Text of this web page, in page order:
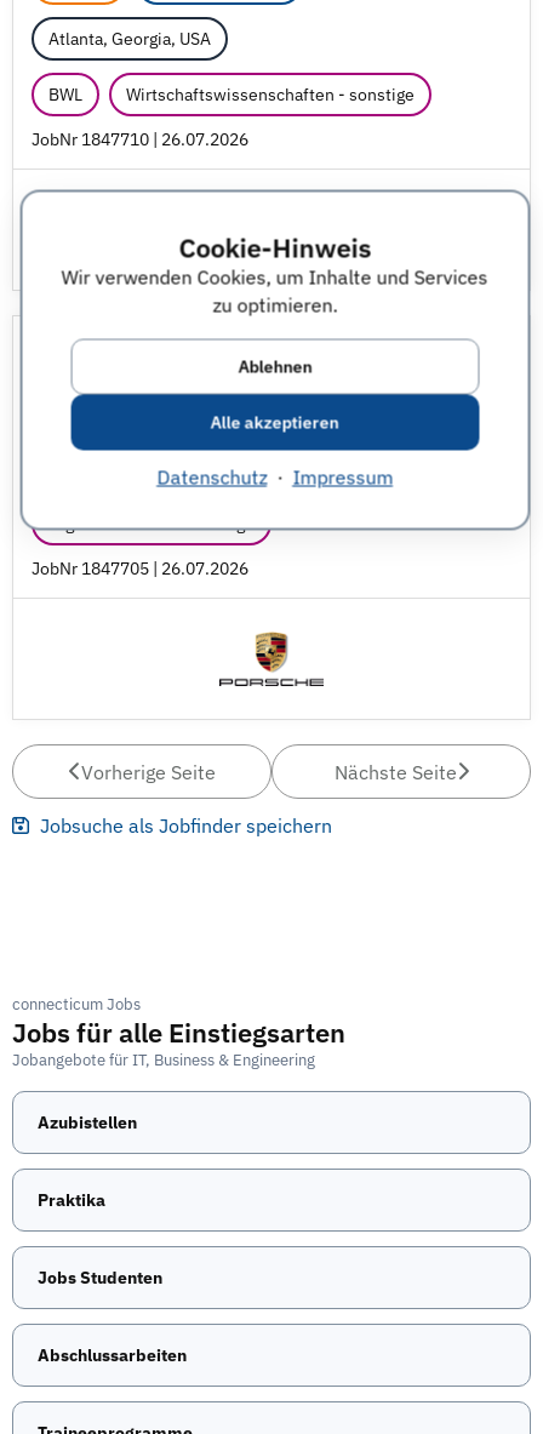
Cookie-Hinweis
Wir verwenden Cookies, um Inhalte und Services
zu optimieren.
Ablehnen
Alle akzeptieren
Datenschutz· Impressum
Atlanta, Georgia, USA
BWL Wirtschaftswissenschaften - sonstige
JobNr 1847710 | 26.07.2026
Digital Platforms Intern
Praktika Porsche-Konzern
Atlanta, Georgia, USA
Ingenieurwesen - sonstige
JobNr 1847705 | 26.07.2026
Vorherige Seite Nächste Seite
Jobsuche als Jobfinder speichern
connecticum Jobs
Jobs für alle Einstiegsarten
Jobangebote für IT, Business & Engineering
Azubistellen
Praktika
Jobs Studenten
Abschlussarbeiten